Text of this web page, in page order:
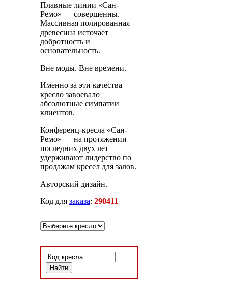
Плавные линии «Сан-
Ремо» — совершенны.
Массивная полированная
древесина источает
добротность и
основательность.
Вне моды. Вне времени.
Именно за эти качества
кресло завоевало
абсолютные симпатии
клиентов.
Конференц-кресла «Сан-
Ремо» — на протяжении
последних двух лет
удерживают лидерство по
продажам кресел для залов.
Авторский дизайн.
Код для заказа: 290411